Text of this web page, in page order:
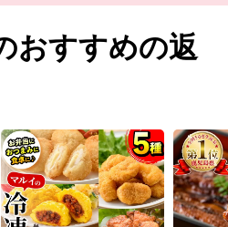
存地区に選定)などを有してお
「ツルと歴史のまち」として
おすすめの返